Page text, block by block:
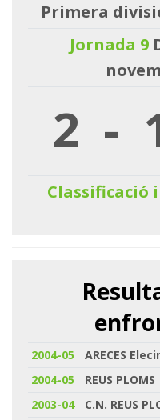
Primera
Jornada 9
2 -
Classificació
2004-05 ARECES
2004-05
REUS PLOMS
2003-04
C.N. REUS